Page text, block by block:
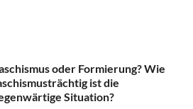
oder Formierung? Wie
ist die
Situation?